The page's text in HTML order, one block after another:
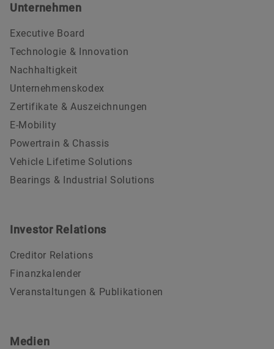
Unternehmen
Executive Board
Technologie & Innovation
Nachhaltigkeit
Unternehmenskodex
Zertifikate & Auszeichnungen
E-Mobility
Powertrain & Chassis
Vehicle Lifetime Solutions
Bearings & Industrial Solutions
Investor Relations
Creditor Relations
Finanzkalender
Veranstaltungen & Publikationen
Medien